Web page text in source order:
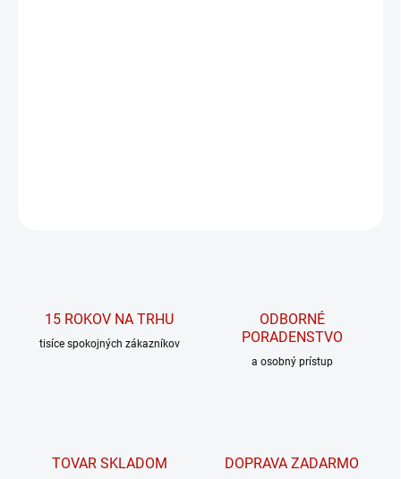
15 ROKOV NA TRHU
tisíce spokojných zákazníkov
ODBORNÉ
PORADENSTVO
a osobný prístup
TOVAR SKLADOM DOPRAVA ZADARMO